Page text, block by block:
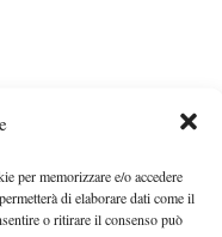
per memorizzare e/o accedere
di elaborare dati come il
o ritirare il consenso può